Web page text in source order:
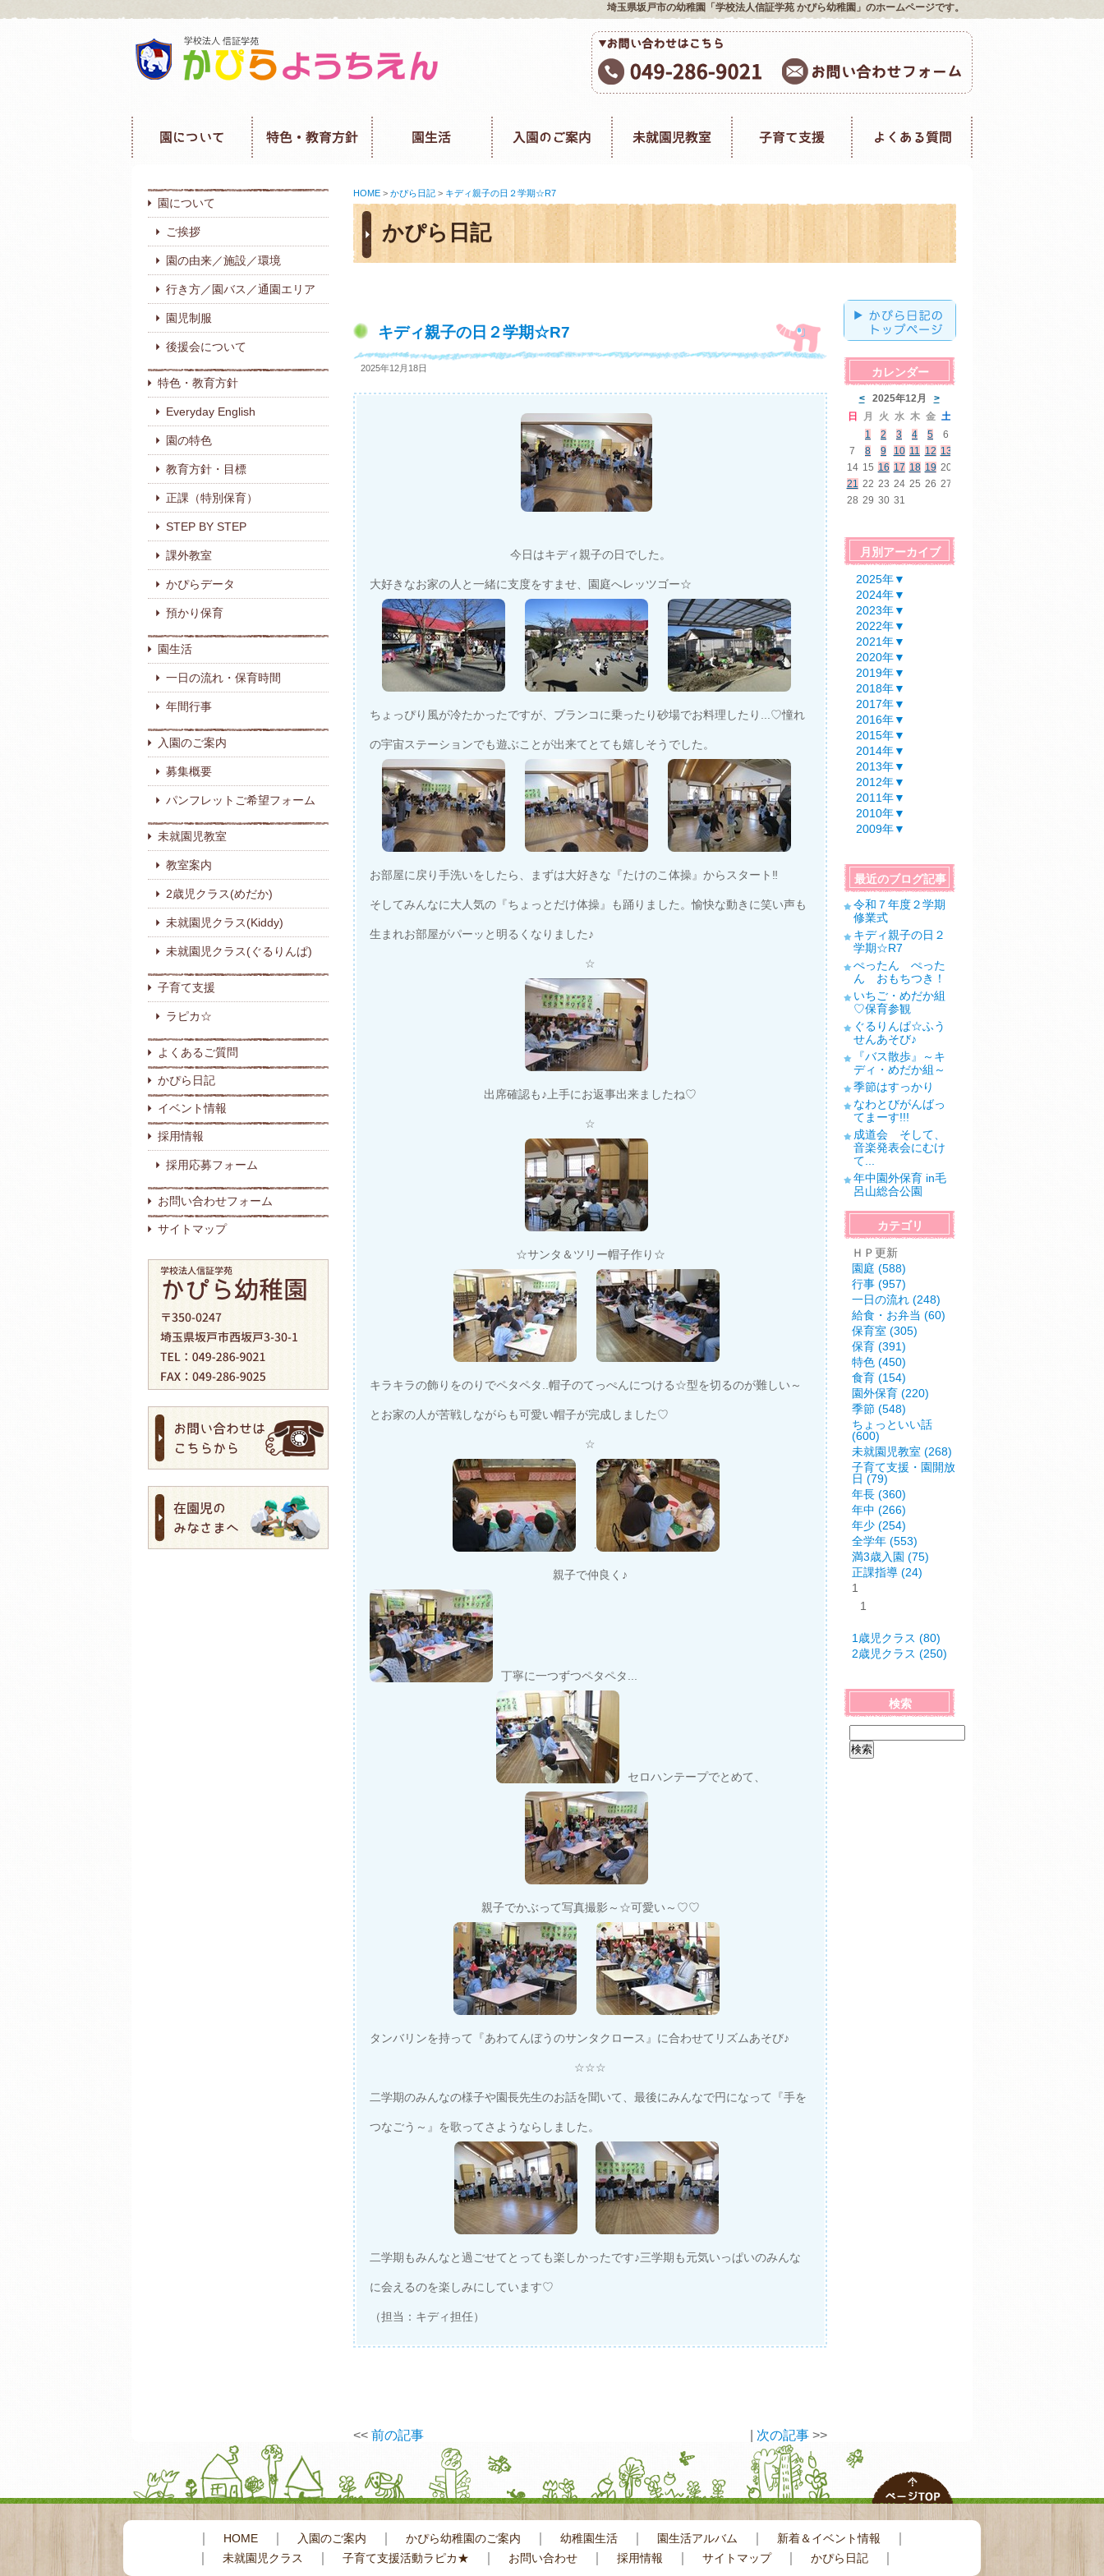
埼玉県坂戸市の幼稚園「学校法人信証学苑 かぴら幼稚園」のホームページです。
園について
ご挨拶
園の由来／施設／環境
行き方／園バス／通園エリア
園児制服
後援会について
特色・教育方針
Everyday English
園の特色
教育方針・目標
正課（特別保育）
STEP BY STEP
課外教室
かぴらデータ
預かり保育
園生活
一日の流れ・保育時間
年間行事
入園のご案内
募集概要
パンフレットご希望フォーム
未就園児教室
教室案内
2歳児クラス(めだか)
未就園児クラス(Kiddy)
未就園児クラス(ぐるりんぱ)
子育て支援
ラピカ☆
よくあるご質問
かぴら日記
イベント情報
採用情報
採用応募フォーム
お問い合わせフォーム
サイトマップ
HOME > かぴら日記 > キディ親子の日２学期☆R7
かぴら日記
キディ親子の日２学期☆R7
2025年12月18日
今日はキディ親子の日でした。
大好きなお家の人と一緒に支度をすませ、園庭へレッツゴー☆
ちょっぴり風が冷たかったですが、ブランコに乗ったり砂場でお料理したり...♡憧れ
の宇宙ステーションでも遊ぶことが出来てとても嬉しそうでした。
お部屋に戻り手洗いをしたら、まずは大好きな『たけのこ体操』からスタート‼
そしてみんなに大人気の『ちょっとだけ体操』も踊りました。愉快な動きに笑い声も
生まれお部屋がパーッと明るくなりました♪
☆
出席確認も♪上手にお返事出来ましたね♡
☆
☆サンタ＆ツリー帽子作り☆
キラキラの飾りをのりでペタペタ..帽子のてっぺんにつける☆型を切るのが難しい～
とお家の人が苦戦しながらも可愛い帽子が完成しました♡
☆
.
親子で仲良く♪
丁寧に一つずつペタペタ...
セロハンテープでとめて、
親子でかぶって写真撮影～☆可愛い～♡♡
タンバリンを持って『あわてんぼうのサンタクロース』に合わせてリズムあそび♪
☆☆☆
二学期のみんなの様子や園長先生のお話を聞いて、最後にみんなで円になって『手を
つなごう～』を歌ってさようならしました。
二学期もみんなと過ごせてとっても楽しかったです♪三学期も元気いっぱいのみんな
に会えるのを楽しみにしています♡
（担当：キディ担任）
カレンダー
月別アーカイブ
2025年▼
2024年▼
2023年▼
2022年▼
2021年▼
2020年▼
2019年▼
2018年▼
2017年▼
2016年▼
2015年▼
2014年▼
2013年▼
2012年▼
2011年▼
2010年▼
2009年▼
最近のブログ記事
令和７年度２学期
修業式
キディ親子の日２
学期☆R7
ぺったん ぺった
ん おもちつき！
いちご・めだか組
♡保育参観
ぐるりんぱ☆ふう
せんあそび♪
『バス散歩』～キ
ディ・めだか組～
季節はすっかり
なわとびがんばっ
てまーす!!!
成道会 そして、
音楽発表会にむけ
て...
年中園外保育 in毛
呂山総合公園
カテゴリ
ＨＰ更新
園庭 (588)
行事 (957)
一日の流れ (248)
給食・お弁当 (60)
保育室 (305)
保育 (391)
特色 (450)
食育 (154)
園外保育 (220)
季節 (548)
ちょっといい話
(600)
未就園児教室 (268)
子育て支援・園開放
日 (79)
年長 (360)
年中 (266)
年少 (254)
全学年 (553)
満3歳入園 (75)
正課指導 (24)
1
1
1歳児クラス (80)
2歳児クラス (250)
検索
<< 前の記事 次の記事 >>
HOME 入園のご案内 かぴら幼稚園のご案内 幼稚園生活 園生活アルバム 新着＆イベント情報
未就園児クラス 子育て支援活動ラピカ★ お問い合わせ 採用情報 サイトマップ｜ かぴら日記